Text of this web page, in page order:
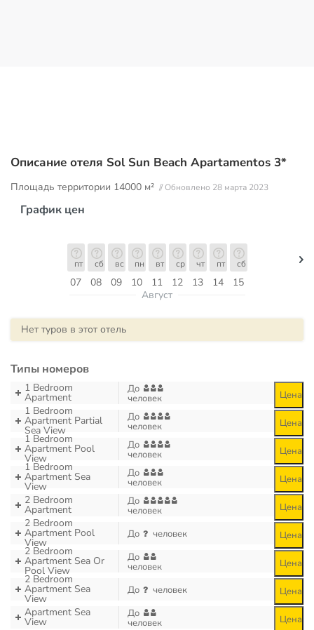
Описание отеля Sol Sun Beach Apartamentos 3*
Площадь территории 14000 м² // Обновлено 28 марта 2023
График цен
07
пт
08
сб
09
вс
10
пн
11
вт
12
ср
13
чт
14
пт
15
сб
Август
Нет туров в этот отель
Типы номеров
1 Bedroom
Apartment
До
человек Цена
1 Bedroom
Apartment Partial
Sea View
До
человек Цена
1 Bedroom
Apartment Pool
View
До
человек Цена
1 Bedroom
Apartment Sea
View
До
человек Цена
2 Bedroom
Apartment
До
человек Цена
2 Bedroom
Apartment Pool
View
До человек Цена
2 Bedroom
Apartment Sea Or
Pool View
До
человек Цена
2 Bedroom
Apartment Sea
View
До человек Цена
Apartment Sea
View
До
человек Цена